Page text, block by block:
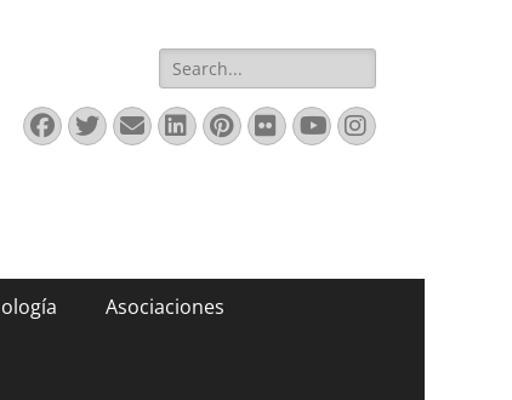
Buscar:
Facebook
Twitter
Correo
electrónico
LinkedIn
Pinterest
FlickrYouTube
Instagram
Asociaciones